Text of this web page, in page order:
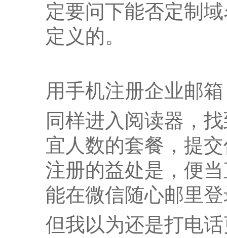
定要问下能否定制
定义的。
用手机注册企业邮箱
同样进入阅读器，
宜人数的套餐，提
注册的益处是，便
能在微信随心邮里
但我以为还是打电